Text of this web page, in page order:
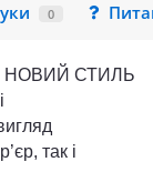
0
НОВИЙ СТИЛЬ
так і